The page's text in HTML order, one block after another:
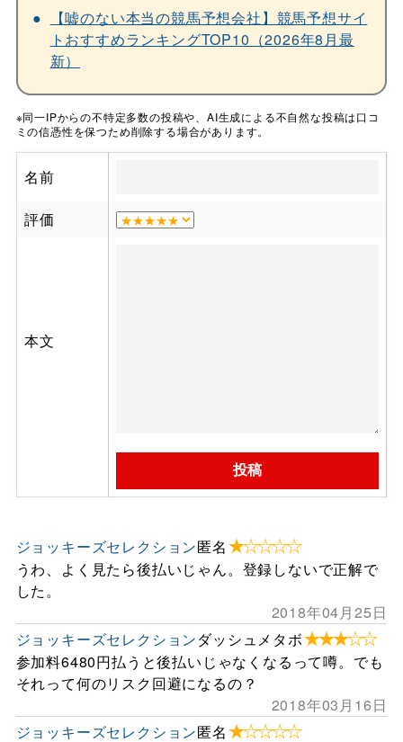
【嘘のない本当の競馬予想会社】競馬予想サイ
トおすすめランキングTOP10（2026年8月最
新）
※同一IPからの不特定多数の投稿や、AI生成による不自然な投稿は口コ
ミの信憑性を保つため削除する場合があります。
名前
評価
本文
ジョッキーズセレクション匿名★☆☆☆☆
うわ、よく見たら後払いじゃん。登録しないで正解で
した。
2018年04月25日
ジョッキーズセレクションダッシュメタボ★★★☆☆
参加料6480円払うと後払いじゃなくなるって噂。でも
それって何のリスク回避になるの？
2018年03月16日
ジョッキーズセレクション匿名★☆☆☆☆